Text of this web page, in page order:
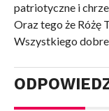
patriotyczne i
Oraz tego że Różę
Wszystkiego